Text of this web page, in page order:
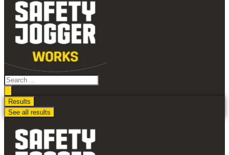
เนื้อหา
Search
...
Results
See all results